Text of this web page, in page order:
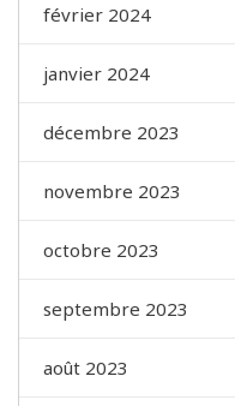
février 2024
janvier 2024
décembre 2023
novembre 2023
octobre 2023
septembre 2023
août 2023